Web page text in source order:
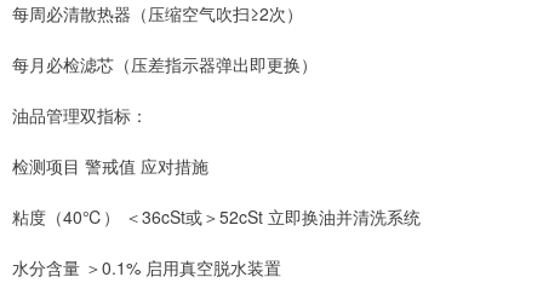
每周必清散热器（压缩空气吹扫≥2次）
每月必检滤芯（压差指示器弹出即更换）
油品管理双指标：
检测项目 警戒值 应对措施
粘度（40℃） ＜36cSt或＞52cSt 立即换油并清洗系统
水分含量 ＞0.1% 启用真空脱水装置